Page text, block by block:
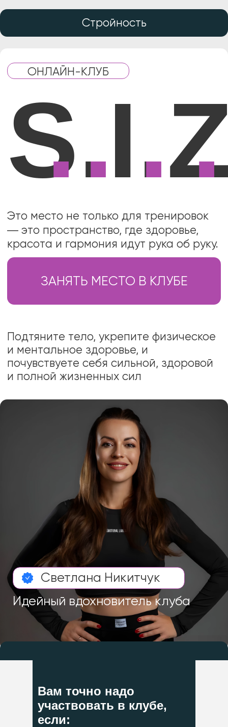
Это место не только для тренировок
― это пространство, где здоровье,
красота и гармония идут рука об руку.
Подтяните тело, укрепите физическое
и ментальное здоровье, и
почувствуете себя сильной, здоровой
.. .
Светлана Никитчук
Идейный вдохновитель клуба
Вам точно надо
участвовать в клубе,
если: